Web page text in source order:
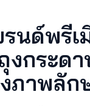
นด์พรีเ
งกระด
งภาพลั